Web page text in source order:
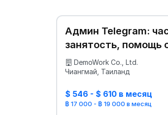
Админ Telegram:
занятость, помощь
адаптацией
DemoWork Co., Ltd.
Чиангмай, Таиланд
$ 546 - $ 610 в месяц
฿ 17 000 - ฿ 19 000 в месяц